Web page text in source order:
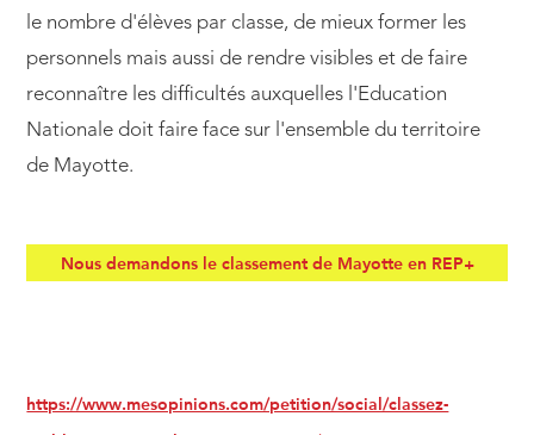
le nombre d'élèves par classe, de mieux former les
personnels mais aussi de rendre visibles et de faire
reconnaître les difficultés auxquelles l'Education
Nationale doit faire face sur l'ensemble du territoire
de Mayotte.
Nous demandons le classement de Mayotte en REP+
https://www.mesopinions.com/petition/social/classez-